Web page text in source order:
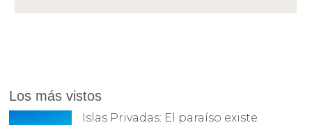
Los más vistos
Islas Privadas: El paraíso existe